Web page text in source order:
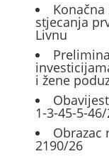
stjecanja
Livnu
i žene
1-3-45-5-
Obrazac
2190/26